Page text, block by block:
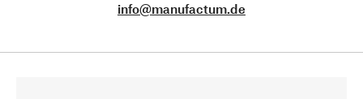
info@manufactum.de